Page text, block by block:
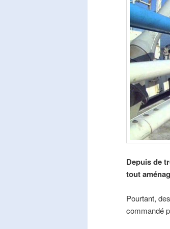
Depuis de
tout
Pourtant,
commandé